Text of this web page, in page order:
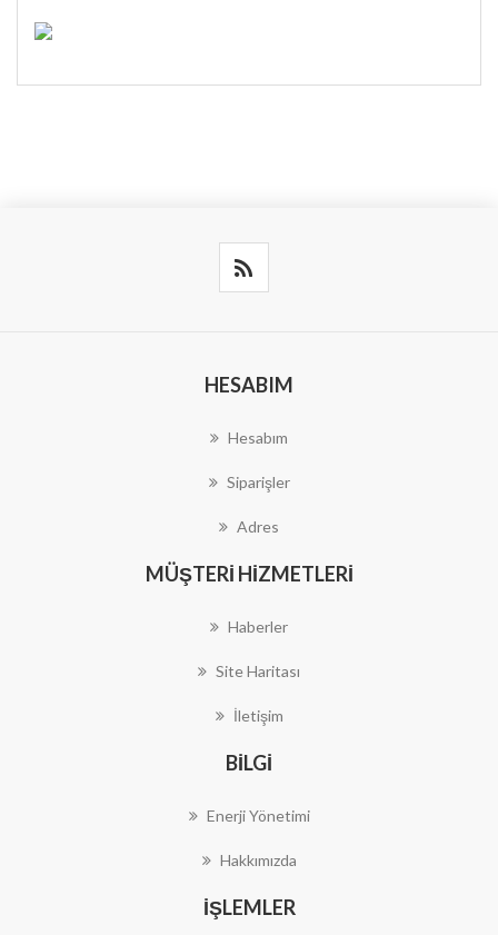
HESABIM
Hesabım
Siparişler
Adres
MÜŞTERI HIZMETLERI
Haberler
Site Haritası
İletişim
BILGI
Enerji Yönetimi
Hakkımızda
İŞLEMLER